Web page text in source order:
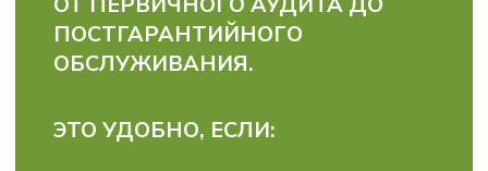
УСЛОВИЯ
И ФОРМЫ